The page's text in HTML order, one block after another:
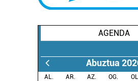
AGENDA
Abuztua
AL. AR. AZ. OG.